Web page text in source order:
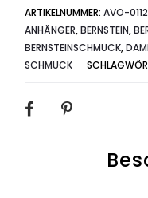
ARTIKELNUMMER:AVO-
ANHÄNGER,BERNSTEIN,
BERNSTEINSCHMUCK,
SCHMUCK
SHARE